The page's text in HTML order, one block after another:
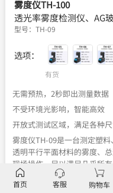
雾度仪TH-100
透光率雾度检测仪、AG
型号： TH-09
选项：
有货
无需预热，2秒即出测量数据
不受环境光影响，智能高效
开放式测试区域，满足各种
雾度仪TH-09是一台测定塑
透明平行平面材料的雾度、
现场操作，足以满足几乎所
标
首页 客服 购物车